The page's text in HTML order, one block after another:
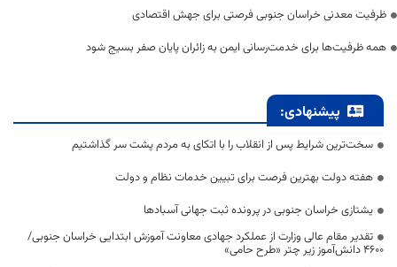
ظرفیت معدنی خراسان جنوبی فرصتی برای جهش اقتصادی
همه ظرفیت‌ها برای خدمت‌رسانی ایمن به زائران پایان صفر بسیج شود
پیشنهادی:
سخت‌ترین شرایط پس از انقلاب را با اتکای به مردم پشت سر گذاشتیم
هفته دولت بهترین فرصت برای تبیین خدمات نظام و دولت
یشتازی خراسان جنوبی در پرونده ثبت جهانی آسبادها
تقدیر مقام عالی وزارت از عملکرد جهادی معاونت آموزش ابتدایی خراسان جنوبی/
۴۶۰۰ دانش‌آموز زیر چتر «طرح حامی»